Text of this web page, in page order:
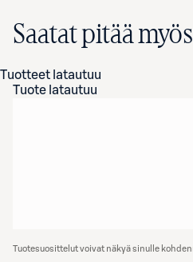
Saatat pitää
Tuotteet latautuu
Tuote latautuu
Tuotesuosittelut voivat näkyä sinulle